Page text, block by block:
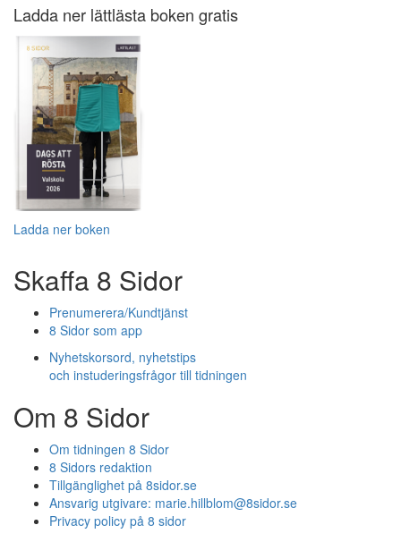
Ladda ner lättlästa boken gratis
Ladda ner boken
Skaffa 8 Sidor
Prenumerera/Kundtjänst
8 Sidor som app
Nyhetskorsord, nyhetstips
och instuderingsfrågor till tidningen
Om 8 Sidor
Om tidningen 8 Sidor
8 Sidors redaktion
Tillgänglighet på 8sidor.se
Ansvarig utgivare: marie.hillblom@8sidor.se
Privacy policy på 8 sidor